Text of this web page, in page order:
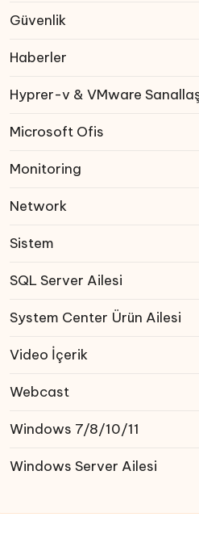
Güvenlik
Haberler
Hyprer-v & VMware
Microsoft Ofis
Monitoring
Network
Sistem
SQL Server Ailesi
System Center Ürün Ailesi
Video İçerik
Webcast
Windows 7/8/10/11
Windows Server Ailesi